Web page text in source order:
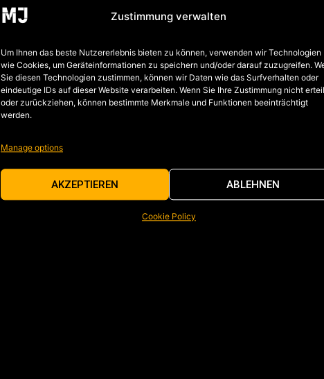
Zustimmung verwalten
Um Ihnen das beste Nutzererlebnis bieten zu können, verwenden wir Technologien
wie Cookies, um Geräteinformationen zu speichern und/oder darauf zuzugreifen.
Sie diesen Technologien zustimmen, können wir Daten wie das Surfverhalten oder
eindeutige IDs auf dieser Website verarbeiten. Wenn Sie Ihre Zustimmung nicht
oder zurückziehen, können bestimmte Merkmale und Funktionen beeinträchtigt
werden.
Manage options
AKZEPTIEREN ABLEHNEN
Cookie Policy